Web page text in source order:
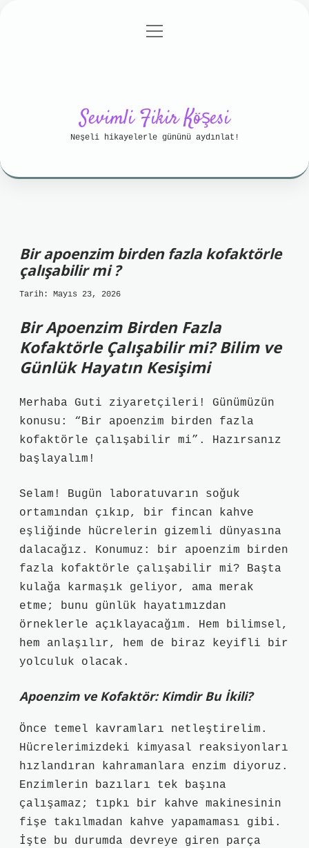
Gizlilik Politikası
menüyü
Sevimli Fikir Köşesi
Neşeli hikayelerle gününü aydınlat!
Bir apoenzim birden fazla kofaktörle
çalışabilir mi ?
Tarih: Mayıs 23, 2026
Bir Apoenzim Birden Fazla
Kofaktörle Çalışabilir mi? Bilim ve
Günlük Hayatın Kesişimi
Merhaba Guti ziyaretçileri! Günümüzün
konusu: “Bir apoenzim birden fazla
kofaktörle çalışabilir mi”. Hazırsanız
başlayalım!
Selam! Bugün laboratuvarın soğuk
ortamından çıkıp, bir fincan kahve
eşliğinde hücrelerin gizemli dünyasına
dalacağız. Konumuz: bir apoenzim birden
fazla kofaktörle çalışabilir mi? Başta
kulağa karmaşık geliyor, ama merak
etme; bunu günlük hayatımızdan
örneklerle açıklayacağım. Hem bilimsel,
hem anlaşılır, hem de biraz keyifli bir
yolculuk olacak.
Apoenzim ve Kofaktör: Kimdir Bu İkili?
Önce temel kavramları netleştirelim.
Hücrelerimizdeki kimyasal reaksiyonları
hızlandıran kahramanlara enzim diyoruz.
Enzimlerin bazıları tek başına
çalışamaz; tıpkı bir kahve makinesinin
fişe takılmadan kahve yapamaması gibi.
İşte bu durumda devreye giren parça